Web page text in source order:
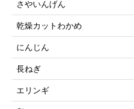
さやいんげん
乾燥カットわかめ
にんじん
長ねぎ
エリンギ